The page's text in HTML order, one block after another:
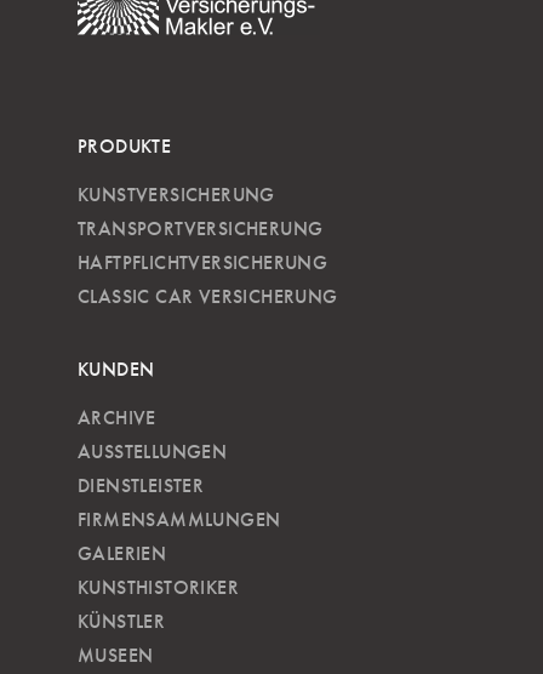
PRODUKTE
KUNSTVERSICHERUNG
TRANSPORTVERSICHERUNG
HAFTPFLICHTVERSICHERUNG
CLASSIC CAR VERSICHERUNG
KUNDEN
ARCHIVE
AUSSTELLUNGEN
DIENSTLEISTER
FIRMENSAMMLUNGEN
GALERIEN
KUNSTHISTORIKER
KÜNSTLER
MUSEEN